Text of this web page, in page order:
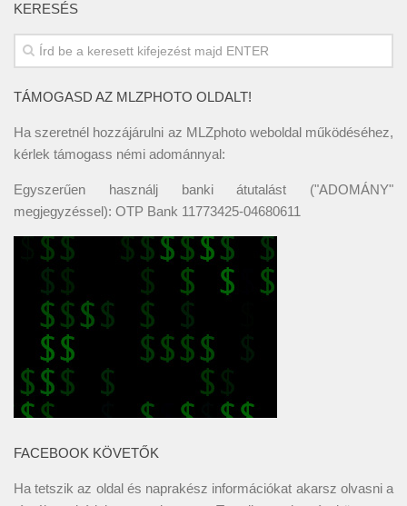
KERESÉS
TÁMOGASD AZ MLZPHOTO OLDALT!
Ha szeretnél hozzájárulni az MLZphoto weboldal működéséhez,
kérlek támogass némi adománnyal:
Egyszerűen használj banki átutalást ("ADOMÁNY"
megjegyzéssel): OTP Bank 11773425-04680611
FACEBOOK KÖVETŐK
Ha tetszik az oldal és naprakész információkat akarsz olvasni a